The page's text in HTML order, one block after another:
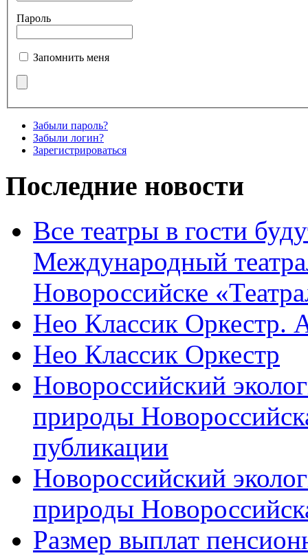
Пароль
Запомнить меня
Забыли пароль?
Забыли логин?
Зарегистрироваться
Последние новости
Все театры в гости
Международный
Новороссийске
Нео Классик Оркестр.
Нео Классик Оркестр
Новороссийский
природы
публикации
Новороссийский
природы
Размер выплат